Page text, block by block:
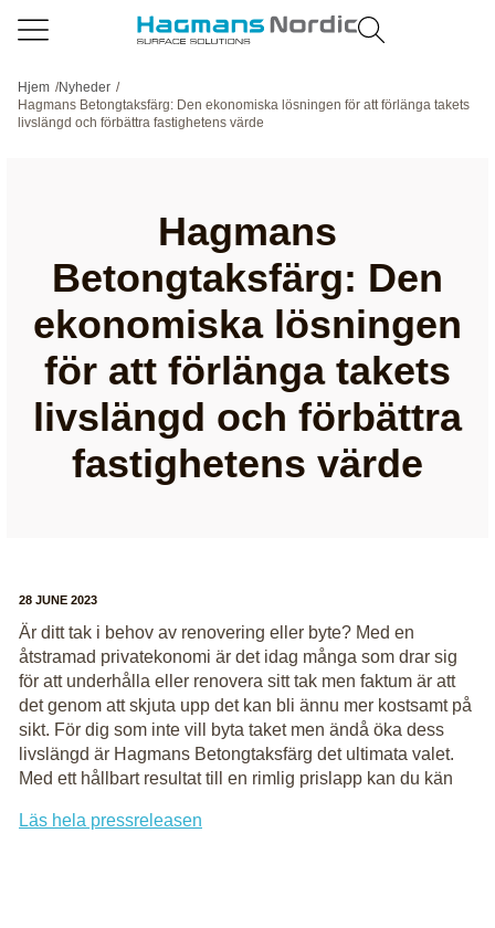
Hjem /Nyheder /
Hagmans Betongtaksfärg: Den ekonomiska lösningen för att förlänga takets
livslängd och förbättra fastighetens värde
Hagmans
Betongtaksfärg: Den
ekonomiska lösningen
för att förlänga takets
livslängd och förbättra
fastighetens värde
28 JUNE 2023
Är ditt tak i behov av renovering eller byte? Med en
åtstramad privatekonomi är det idag många som drar sig
för att underhålla eller renovera sitt tak men faktum är att
det genom att skjuta upp det kan bli ännu mer kostsamt på
sikt. För dig som inte vill byta taket men ändå öka dess
livslängd är Hagmans Betongtaksfärg det ultimata valet.
Med ett hållbart resultat till en rimlig prislapp kan du kän
Läs hela pressreleasen